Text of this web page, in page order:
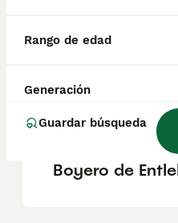
Rango de edad
Generación
Guardar búsqueda
de Boyero de
¿Cómo es el
Boyero de